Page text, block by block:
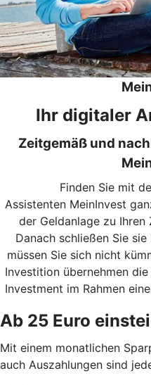
Ihr digitaler
Zeitgemäß und
Finden Sie mit
Assistenten MeinInvest
der Geldanlage zu Ihren
Danach schließen Sie
müssen Sie sich nicht
Investition übernehmen
Investment im Rahmen
Ab 25 Euro
Mit einem monatlichen
auch Auszahlungen sind